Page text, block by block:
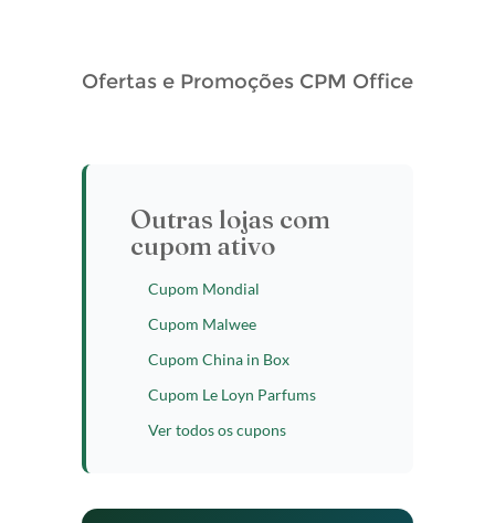
Ofertas e Promoções CPM Office
Outras lojas com
cupom ativo
Cupom Mondial
Cupom Malwee
Cupom China in Box
Cupom Le Loyn Parfums
Ver todos os cupons